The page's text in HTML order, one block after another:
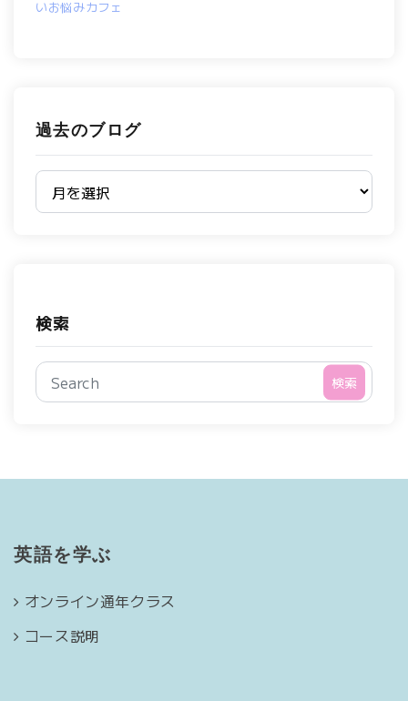
いお悩みカフェ
過去のブログ
過去のブログ
検索
検索
英語を学ぶ
オンライン通年クラス
コース説明